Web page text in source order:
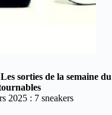
Les sorties de la semaine du
2025 : 7 sneakers